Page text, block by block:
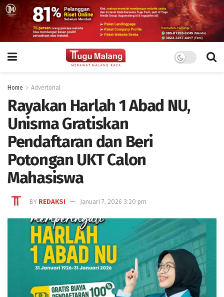
Home Advertorial
Rayakan Harlah 1 Abad NU,
Unisma Gratiskan
Pendaftaran dan Beri
Potongan UKT Calon
Mahasiswa
BY REDAKSI Januari 7, 2026 3:20 pm